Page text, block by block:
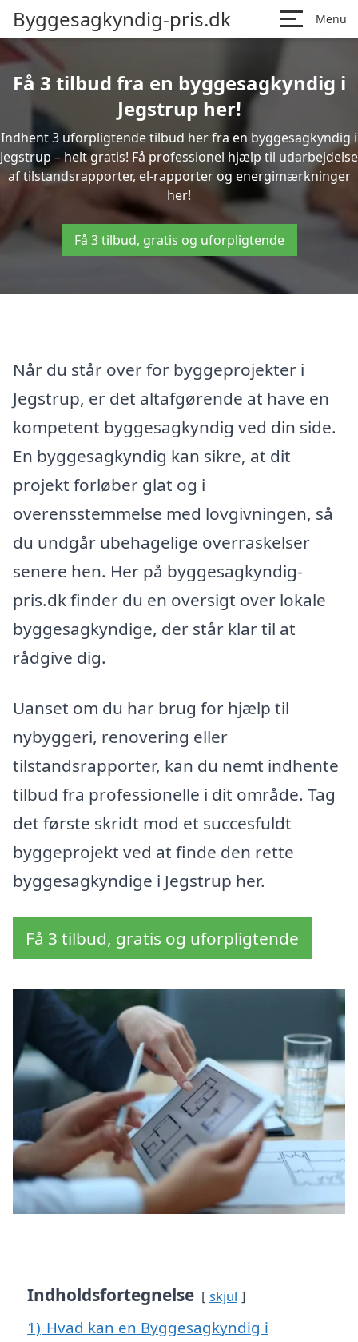
Byggesagkyndig-pris.dk Menu
Få 3 tilbud fra en byggesagkyndig i
Jegstrup her!
Indhent 3 uforpligtende tilbud her fra en byggesagkyndig i
Jegstrup – helt gratis! Få professionel hjælp til udarbejdelse
af tilstandsrapporter, el-rapporter og energimærkninger
her!
Få 3 tilbud, gratis og uforpligtende
Når du står over for byggeprojekter i
Jegstrup, er det altafgørende at have en
kompetent byggesagkyndig ved din side.
En byggesagkyndig kan sikre, at dit
projekt forløber glat og i
overensstemmelse med lovgivningen, så
du undgår ubehagelige overraskelser
senere hen. Her på byggesagkyndig-
pris.dk finder du en oversigt over lokale
byggesagkyndige, der står klar til at
rådgive dig.
Uanset om du har brug for hjælp til
nybyggeri, renovering eller
tilstandsrapporter, kan du nemt indhente
tilbud fra professionelle i dit område. Tag
det første skridt mod et succesfuldt
byggeprojekt ved at finde den rette
byggesagkyndige i Jegstrup her.
Få 3 tilbud, gratis og uforpligtende
Indholdsfortegnelse skjul
1) Hvad kan en Byggesagkyndig i